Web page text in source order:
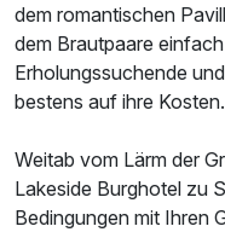
dem romantischen
dem Brautpaare
Erholungssuchende
bestens auf ihre Kosten.
Weitab vom Lärm der
Lakeside Burghotel zu
Bedingungen mit Ihren